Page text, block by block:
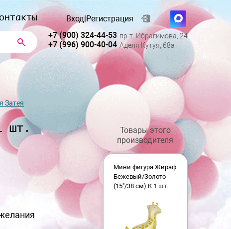
Вход|Регистрация
+7 (900) 324-44-53 пр-т. Ибрагимова, 24
+7 (996) 900-40-04 Аделя Кутуя, 68а
Затея
шт.
Товары этого
производителя
Мини фигура Жираф
Бежевый/Золото
(15"/38 см) К 1 шт.